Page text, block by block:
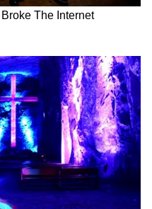
अपडेट
US Student Visa: अब 4 साल
से ज़्यादा नहीं! ट्रंप के नए वीज़ा
नियमों से भारतीय छात्रों को बड़ा
झटका